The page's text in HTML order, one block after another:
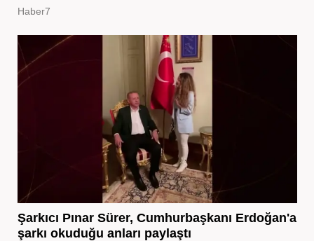
Haber7
Şarkıcı Pınar Sürer, Cumhurbaşkanı Erdoğan'a
şarkı okuduğu anları paylaştı